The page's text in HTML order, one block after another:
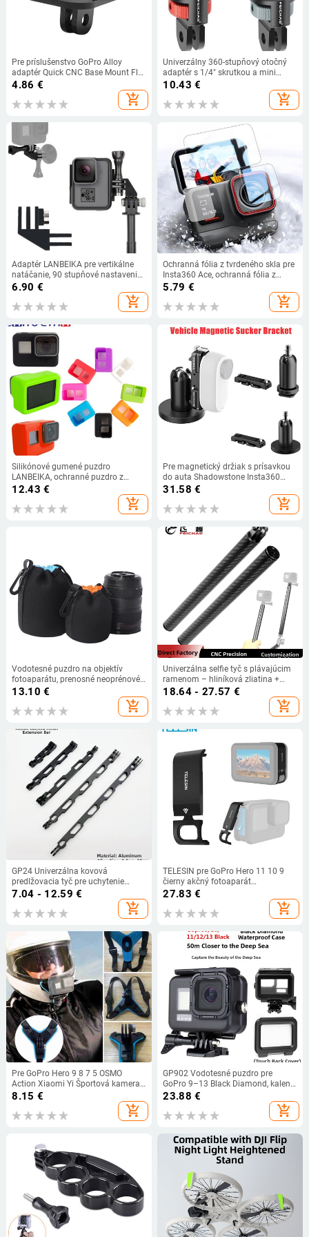
Pre príslušenstvo GoPro Alloy
adaptér Quick CNC Base Mount Flat
to AEE pre GoPro Hero 11 10 9
Xiaomi YI DJI Osmo Action 2
Camera
4.86 €
add_shopping_cart
Univerzálny 360-stupňový otočný
adaptér s 1/4" skrutkou a mini
statívom pre GoPro 12, 11, 10, 9, 8,
7 pre akčnú kameru Insta360 One X
X2 X3 R
10.43 €
add_shopping_cart
Adaptér LANBEIKA pre vertikálne
natáčanie, 90 stupňové nastavenie,
viacúčelové konverzné rameno pre
GoPro Hero 11, 10, 9, SJCAM, DJI
OSMO Action 2, 3
6.90 €
add_shopping_cart
Ochranná fólia z tvrdeného skla pre
Insta360 Ace, ochranná fólia z
tvrdeného skla proti poškriabaniu
príslušenstvo
5.79 €
add_shopping_cart
Silikónové gumené puzdro
LANBEIKA, ochranné puzdro z
mäkkej kože pre GoPro,
príslušenstvo, súpravy GoPro, Hero
5, 6, 7 a 7, čierne akčné kamery
12.43 €
add_shopping_cart
Pre magnetický držiak s prísavkou
do auta Shadowstone Insta360
G03 pre upevnenie kamery s
rozhraním Cold Shoe, príslušenstvo
do vozidla
31.58 €
add_shopping_cart
Vodotesné puzdro na objektív
fotoaparátu, prenosné neoprénové
puzdro s háčikom, puzdro na
objektív DSLR, puzdro na fotoaparát
pre Canon/Sony/Nikon
13.10 €
add_shopping_cart
Univerzálna selfie tyč s plávajúcim
ramenom – hliníková zliatina +
karbon, plávajúce rameno, 1/4
adaptér, kompatibilné s Insta360
ONE R / GoPro 9/8/MAX / DJI
18.64 - 27.57 €
add_shopping_cart
GP24 Univerzálna kovová
predlžovacia tyč pre uchytenie
kamery na bicykli (3-dielna súprava,
7.04 - 12.59 €
add_shopping_cart
TELESIN pre GoPro Hero 11 10 9
čierny akčný fotoaparát
Vymeniteľný kryt batérie s
nabíjacím portom typu C Ľahko
odnímateľný bočný kryt
27.83 €
add_shopping_cart
Pre GoPro Hero 9 8 7 5 OSMO
Action Xiaomi Yi Športová kamera
Príslušenstvo Motocyklová prilba
Brada s integrovaným montážnym
držiakom
8.15 €
add_shopping_cart
GP902 Vodotesné puzdro pre
GoPro 9–13 Black Diamond, kalené
sklo + PC + nerezová oceľ, hĺbka 50
m, balenie obsahuje puzdro a kryt s
dotykovou obrazovkou,
23.88 €
add_shopping_cart